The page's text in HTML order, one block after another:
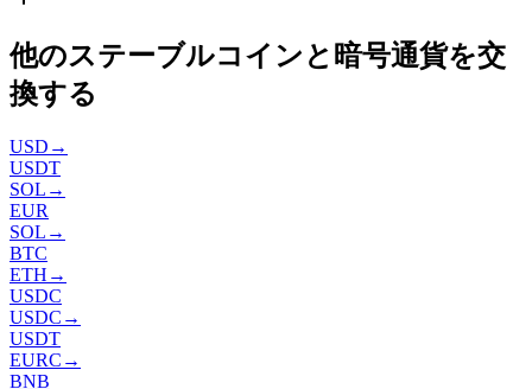
他のステーブルコインと暗号通貨を交
換する
USD →
USDT
SOL →
EUR
SOL →
BTC
ETH →
USDC
USDC →
USDT
EURC →
BNB